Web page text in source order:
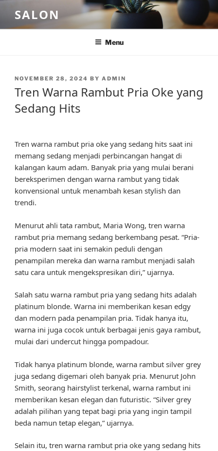
content
SALON
Menu
POSTED
NOVEMBER 28, 2024 BY ADMIN
Tren Warna Rambut Pria Oke yang
Sedang Hits
Tren warna rambut pria oke yang sedang hits saat ini
memang sedang menjadi perbincangan hangat di
kalangan kaum adam. Banyak pria yang mulai berani
bereksperimen dengan warna rambut yang tidak
konvensional untuk menambah kesan stylish dan
trendi.
Menurut ahli tata rambut, Maria Wong, tren warna
rambut pria memang sedang berkembang pesat. “Pria-
pria modern saat ini semakin peduli dengan
penampilan mereka dan warna rambut menjadi salah
satu cara untuk mengekspresikan diri,” ujarnya.
Salah satu warna rambut pria yang sedang hits adalah
platinum blonde. Warna ini memberikan kesan edgy
dan modern pada penampilan pria. Tidak hanya itu,
warna ini juga cocok untuk berbagai jenis gaya rambut,
mulai dari undercut hingga pompadour.
Tidak hanya platinum blonde, warna rambut silver grey
juga sedang digemari oleh banyak pria. Menurut John
Smith, seorang hairstylist terkenal, warna rambut ini
memberikan kesan elegan dan futuristic. “Silver grey
adalah pilihan yang tepat bagi pria yang ingin tampil
beda namun tetap elegan,” ujarnya.
Selain itu, tren warna rambut pria oke yang sedang hits